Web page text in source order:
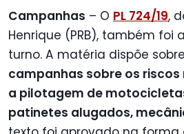
Campanhas – O PL 724/19,
Henrique (PRB), também foi
turno. A matéria dispõe
campanhas sobre os
a pilotagem de
patinetes alugados,